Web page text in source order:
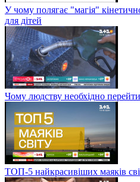
У чому полягає "магія"
для дітей
Чому людству необхідно
ТОП-5 найкрасивіших маяків